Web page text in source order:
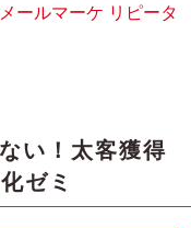
メールマーケ リピータ
い！太客獲得
ゼミ